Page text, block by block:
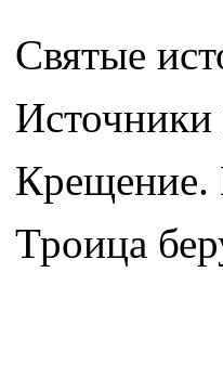
Святые
Источники
Крещение.
Троица